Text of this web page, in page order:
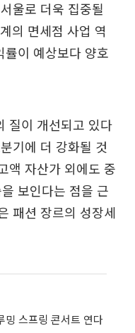
울로 더욱 집중될
의 면세점 사업 역
이 예상보다 양호
질이 개선되고 있다
기에 더 강화될 것
액 자산가 외에도 중
보인다는 점을 근
패션 장르의 성장세
밍 스프링 콘서트 연다